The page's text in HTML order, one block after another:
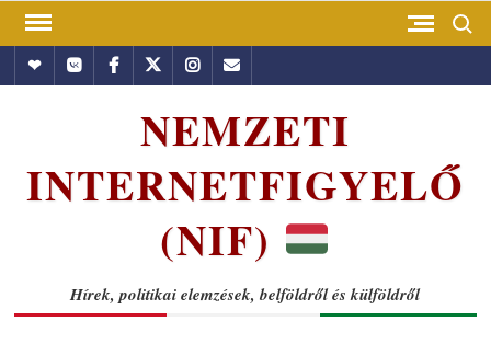
Skip
contentHundubVkontakte
Facebook
TwitterInstagram
Email
NEMZETI
INTERNETFIGYELŐ
(NIF)
Hírek, politikai elemzések, belföldről és külföldről